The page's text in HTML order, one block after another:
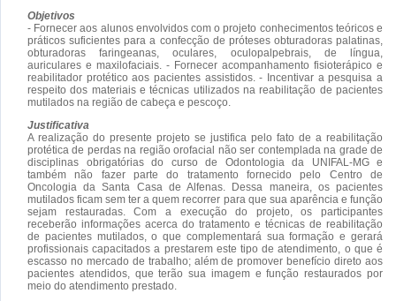
Objetivos
- Fornecer aos alunos envolvidos com o projeto conhecimentos teóricos e
práticos suficientes para a confecção de próteses obturadoras palatinas,
obturadoras faringeanas, oculares, oculopalpebrais, de língua,
auriculares e maxilofaciais. - Fornecer acompanhamento fisioterápico e
reabilitador protético aos pacientes assistidos. - Incentivar a pesquisa a
respeito dos materiais e técnicas utilizados na reabilitação de pacientes
mutilados na região de cabeça e pescoço.
Justificativa
A realização do presente projeto se justifica pelo fato de a reabilitação
protética de perdas na região orofacial não ser contemplada na grade de
disciplinas obrigatórias do curso de Odontologia da UNIFAL-MG e
também não fazer parte do tratamento fornecido pelo Centro de
Oncologia da Santa Casa de Alfenas. Dessa maneira, os pacientes
mutilados ficam sem ter a quem recorrer para que sua aparência e função
sejam restauradas. Com a execução do projeto, os participantes
receberão informações acerca do tratamento e técnicas de reabilitação
de pacientes mutilados, o que complementará sua formação e gerará
profissionais capacitados a prestarem este tipo de atendimento, o que é
escasso no mercado de trabalho; além de promover benefício direto aos
pacientes atendidos, que terão sua imagem e função restaurados por
meio do atendimento prestado.